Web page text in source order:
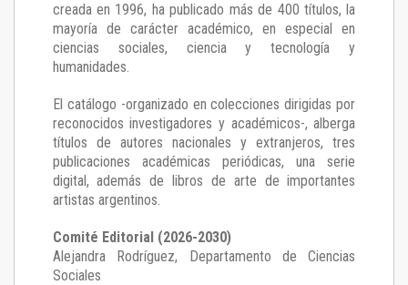
creada en 1996, ha publicado más de 400 títulos, la
mayoría de carácter académico, en especial en
ciencias sociales, ciencia y tecnología y
humanidades.
El catálogo -organizado en colecciones dirigidas por
reconocidos investigadores y académicos-, alberga
títulos de autores nacionales y extranjeros, tres
publicaciones académicas periódicas, una serie
digital, además de libros de arte de importantes
artistas argentinos.
Comité Editorial (2026-2030)
Alejandra Rodríguez, Departamento de Ciencias
Sociales